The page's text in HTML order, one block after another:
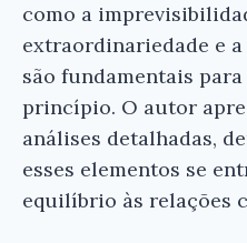
como a
extraordinariedade e
são fundamentais
princípio. O autor
análises detalhadas,
esses elementos se
equilíbrio às relações